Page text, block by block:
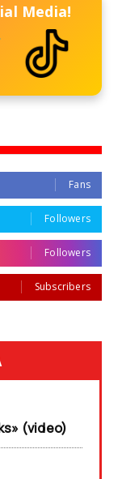
Media!
Fans
Followers
Followers
Subscribers
(video)